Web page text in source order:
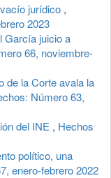
jurídico ,
2023
García juicio a
66, noviembre-
de la Corte avala la
Número 63,
del INE , Hechos
político, una
enero-febrero 2022